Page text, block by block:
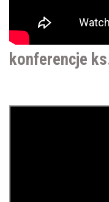
konferencje